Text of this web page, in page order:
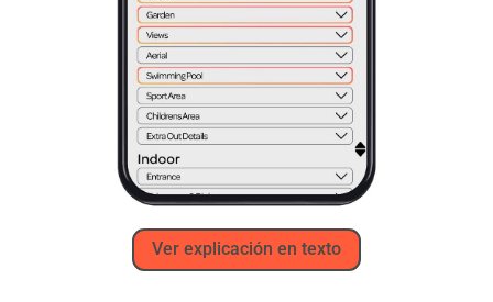
Ver explicación en texto